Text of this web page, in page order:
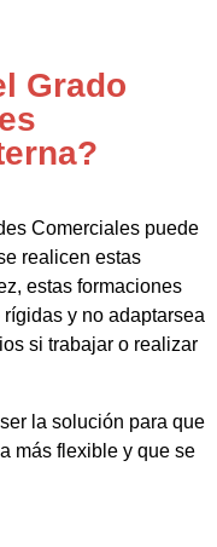
Grado
Comerciales puede
realicen estas
estas formaciones
y no adaptarsea
si trabajar o realizar
la solución para que
más flexible y que se